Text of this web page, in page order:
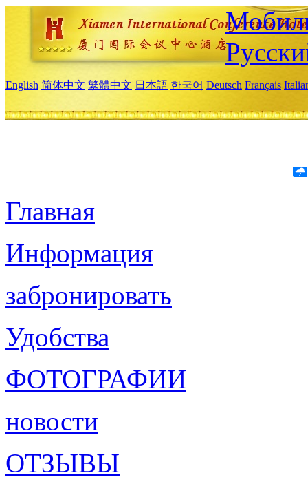
English 简体中文 繁體中文 日本語 한국어 Deutsch Français
Главная
Информация
забронировать
Удобства
ФОТОГРАФИИ
новости
ОТЗЫВЫ